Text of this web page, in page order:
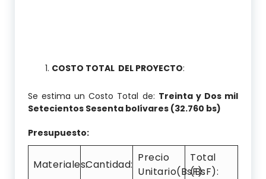
COSTO TOTAL DEL PROYECTO:
Se estima un Costo Total de: Treinta y Dos mil
Setecientos Sesenta bolívares (32.760 bs)
Presupuesto:
Materiales:Cantidad:
Precio
Unitario(BsF):
Total
(BsF):